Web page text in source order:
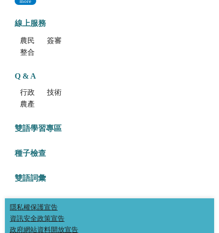
線上服務
農民學院
簽審通關共同作業平台
整合型植物種苗檢測服務多元平台
Q & A
行政方面
技術方面
農產品食安專區
雙語學習專區
種子檢查
雙語詞彙
隱私權保護宣告
資訊安全政策宣告
政府網站資料開放宣告